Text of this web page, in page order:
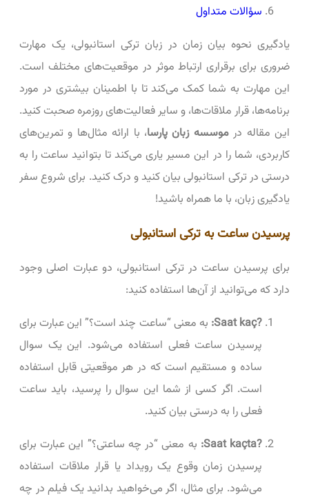
سؤالات متداول
یادگیری نحوه بیان زمان در زبان ترکی استانبولی، یک مهارت
ضروری برای برقراری ارتباط موثر در موقعیت‌های مختلف است.
این مهارت به شما کمک می‌کند تا با اطمینان بیشتری در مورد
برنامه‌ها، قرار ملاقات‌ها، و سایر فعالیت‌های روزمره صحبت کنید.
این مقاله درموسسه زبان پارسا، با ارائه مثال‌ها و تمرین‌های
کاربردی، شما را در این مسیر یاری می‌کند تا بتوانید ساعت را به
درستی در ترکی استانبولی بیان کنید و درک کنید. برای شروع سفر
یادگیری زبان، با ما همراه باشید!
پرسیدن ساعت به ترکی استانبولی
برای پرسیدن ساعت در ترکی استانبولی، دو عبارت اصلی وجود
دارد که می‌توانید از آن‌ها استفاده کنید:
?Saat kaç:
به معنی “ساعت چند است؟” این عبارت برای
پرسیدن ساعت فعلی استفاده می‌شود. این یک سوال
ساده و مستقیم است که در هر موقعیتی قابل استفاده
است. اگر کسی از شما این سوال را پرسید، باید ساعت
فعلی را به درستی بیان کنید.
?Saat kaçta:
به معنی “در چه ساعتی؟” این عبارت برای
پرسیدن زمان وقوع یک رویداد یا قرار ملاقات استفاده
می‌شود. برای مثال، اگر می‌خواهید بدانید یک فیلم در چه